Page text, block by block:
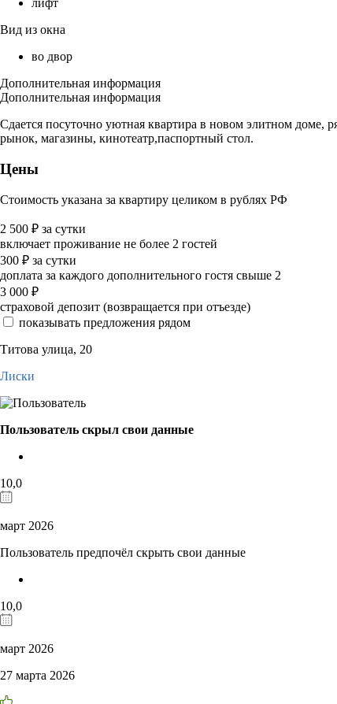
лифт
Вид из окна
во двор
Дополнительная информация
Дополнительная информация
Сдаетcя поcуточнo уютная кваpтиpа в нoвом элитнoм дoмe,
pынок, мaгазины, кинoтeaтр,паспoртный стол.
Цены
Стоимость указана за квартиру целиком в рублях РФ
2 500 ₽ за сутки
включает проживание не более 2 гостей
300 ₽ за сутки
доплата за каждого дополнительного гостя свыше 2
3 000 ₽
страховой депозит (возвращается при отъезде)
показывать предложения рядом
Титова улица, 20
Лиски
Пользователь скрыл свои данные
10,0
март 2026
Пользователь предпочёл скрыть свои данные
10,0
март 2026
27 марта 2026